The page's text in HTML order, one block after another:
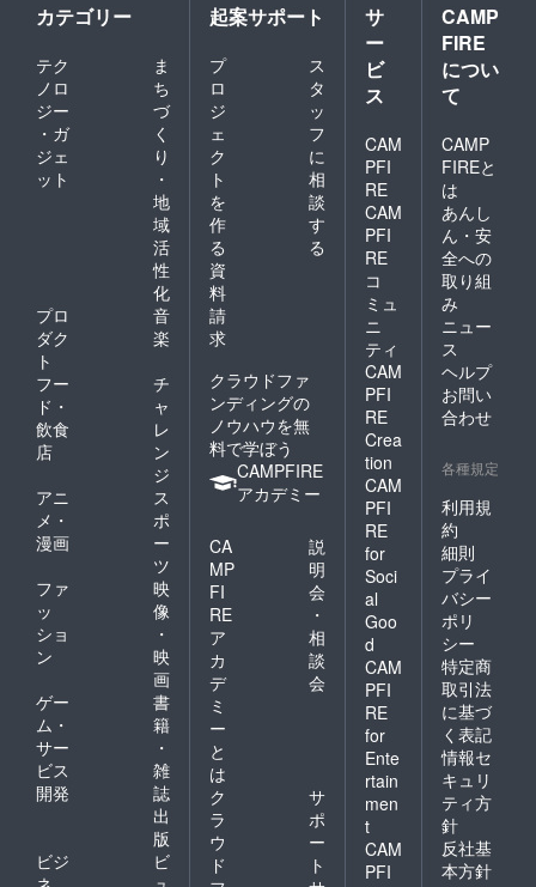
カテゴリー
テク
ノロ
ジー
・ガ
ジェ
ット
ま
ち
づ
く
り
・
地
域
活
性
化
プロ
ダク
ト
音
楽
フー
ド・
飲食
店
チ
ャ
レ
ン
ジ
アニ
メ・
漫画
ス
ポ
ー
ツ
ファ
ッ
ショ
ン
映
像
・
映
画
ゲー
ム・
サー
ビス
開発
書
籍
・
雑
誌
出
版
ビジ
ビ
起案サポート
プ
ロ
ジ
ェ
ク
ト
を
作
る
ス
タ
ッ
フ
に
相
談
す
る
資
料
請
求
クラウドファ
ンディングの
ノウハウを無
料で学ぼう
CAMPFIRE
アカデミー
CA
MP
FI
RE
ア
カ
デ
ミ
ー
と
は
説
明
会
・
相
談
会
ク
ラ
ウ
ド
サ
ポ
ー
ト
サ
ー
ビ
ス
CAM
PFI
RE
CAM
PFI
RE
コ
ミュ
ニ
ティ
CAM
PFI
RE
Crea
tion
CAM
PFI
RE
for
Soci
al
Goo
d
CAM
PFI
RE
for
Ente
rtain
men
t
CAM
PFI
CAMP
FIRE
につい
て
CAMP
FIREと
は
あんし
ん・安
全への
取り組
み
ニュー
ス
ヘルプ
お問い
合わせ
各種規定
利用規
約
細則
プライ
バシー
ポリ
シー
特定商
取引法
に基づ
く表記
情報セ
キュリ
ティ方
針
反社基
本方針